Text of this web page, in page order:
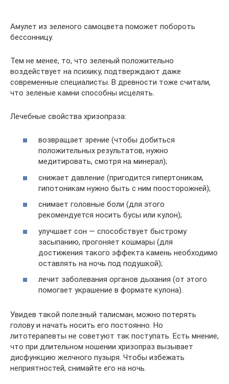
Амулет из зеленого самоцвета поможет побороть
бессонницу.
Тем не менее, то, что зеленый положительно
воздействует на психику, подтверждают даже
современные специалисты. В древности тоже считали,
что зеленые камни способны исцелять.
Лечебные свойства хризопраза:
возвращает зрение (чтобы добиться
положительных результатов, нужно
медитировать, смотря на минерал);
снижает давление (пригодится гипертоникам,
гипотоникам нужно быть с ним поосторожней);
снимает головные боли (для этого
рекомендуется носить бусы или кулон);
улучшает сон — способствует быстрому
засыпанию, прогоняет кошмары (для
достижения такого эффекта камень необходимо
оставлять на ночь под подушкой);
лечит заболевания органов дыхания (от этого
помогает украшение в формате кулона).
Увидев такой полезный талисман, можно потерять
голову и начать носить его постоянно. Но
литотерапевты не советуют так поступать. Есть мнение,
что при длительном ношении хризопраз вызывает
дисфункцию желчного пузыря. Чтобы избежать
неприятностей, снимайте его на ночь.